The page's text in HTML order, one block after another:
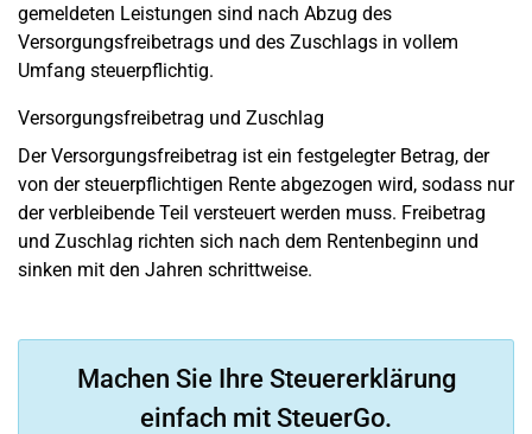
gemeldeten Leistungen sind nach Abzug des
Versorgungsfreibetrags und des Zuschlags in vollem
Umfang steuerpflichtig.
Versorgungsfreibetrag und Zuschlag
Der Versorgungsfreibetrag ist ein festgelegter Betrag, der
von der steuerpflichtigen Rente abgezogen wird, sodass nur
der verbleibende Teil versteuert werden muss. Freibetrag
und Zuschlag richten sich nach dem Rentenbeginn und
sinken mit den Jahren schrittweise.
Machen Sie Ihre Steuererklärung
einfach mit SteuerGo.